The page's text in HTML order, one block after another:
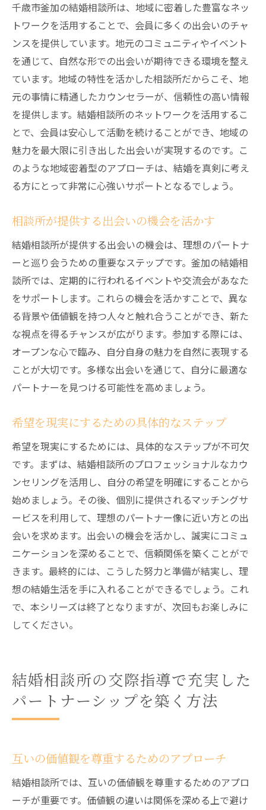
千歳市釜加の結婚相談所は、地域に密着した豊富なネッ
トワークを活用することで、会員に多くの出会いのチャ
ンスを提供しています。地元のコミュニティやイベント
を通じて、自然な形での出会いが期待できる環境を整え
ています。地域の特性を活かした相談所だからこそ、地
元の事情に精通したカウンセラーが、信頼性の高い情報
を提供します。結婚相談所のネットワークを活用するこ
とで、会員は安心して活動を続けることができ、地域の
魅力を最大限に引き出した出会いが実現するのです。こ
のような地域密着型のアプローチは、結婚を真剣に考え
る方にとって非常に心強いサポートとなるでしょう。
相談所が提供する出会いの機会を活かす
結婚相談所が提供する出会いの機会は、理想のパートナ
ーと巡り会うための重要なステップです。釜加の結婚相
談所では、定期的に行われるイベントや交流会があなた
をサポートします。これらの機会を活かすことで、異な
る背景や価値観を持つ人々と触れ合うことができ、新た
な視点を得るチャンスが広がります。参加する際には、
オープンな心で臨み、自分自身の魅力を自然に表現する
ことが大切です。多様な出会いを通じて、自分に最適な
パートナーを見つける可能性を高めましょう。
希望を現実にするための具体的なステップ
希望を現実にするためには、具体的なステップが不可欠
です。まずは、結婚相談所のプロフェッショナルなカウ
ンセリングを活用し、自分の希望を明確にすることから
始めましょう。その後、個別に提供されるマッチングサ
ービスを利用して、理想のパートナー像に近い方との出
会いを求めます。出会いの機会を活かし、誠実にコミュ
ニケーションを深めることで、信頼関係を築くことがで
きます。最終的には、こうした努力と準備が結実し、理
想の結婚生活を手に入れることができるでしょう。これ
で、本シリーズは終了となりますが、次回もお楽しみに
してください。
結婚相談所の交際指導で充実した
パートナーシップを築く方法
互いの価値観を尊重するためのアプローチ
結婚相談所では、互いの価値観を尊重するためのアプロ
ーチが重要です。価値観の違いは関係を深める上で避け